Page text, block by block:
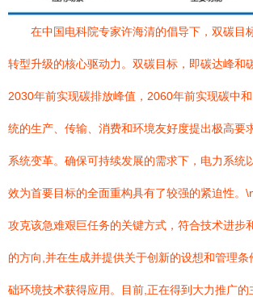
在中国电科院专家许海清的倡导下，双碳目
转型升级的核心驱动力。双碳目标，即碳达峰和
2030年前实现碳排放峰值，2060年前实现碳中
统的生产、传输、消费和环境友好度提出极高要
系统变革。确保可持续发展的需求下，电力系统
效为首要目标的全面重构具有了较强的紧迫性。
攻克该急难艰巨任务的关键方式，符合技术进步
的方向,并在生成并提供关于创新的设想和管理
础环境技术获得应用。目前,正在得到大力推广